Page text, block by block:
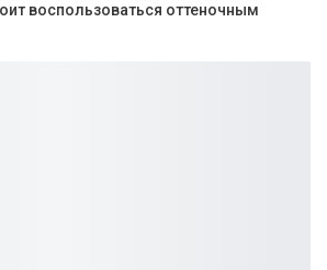
воспользоваться оттеночным